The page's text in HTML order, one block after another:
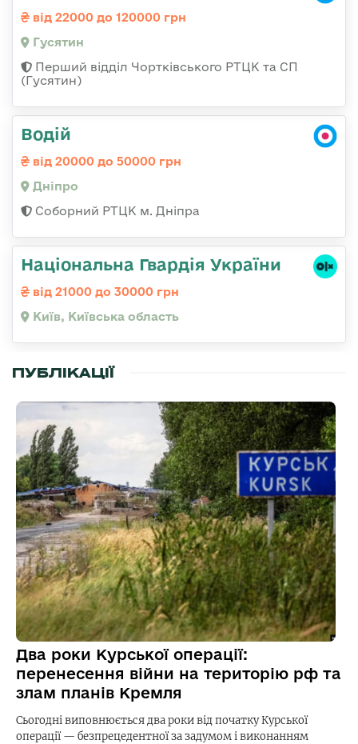
від 22000 до 120000 грн
Гусятин
Перший відділ Чортківського РТЦК та СП
(Гусятин)
Водій
від 20000 до 50000 грн
Дніпро
Соборний РТЦК м. Дніпра
Національна Гвардія України
від 21000 до 30000 грн
Київ, Київська область
ПУБЛІКАЦІЇ
Два роки Курської операції:
перенесення війни на територію рф та
злам планів Кремля
Сьогодні виповнюється два роки від початку Курської
операції — безпрецедентної за задумом і виконанням